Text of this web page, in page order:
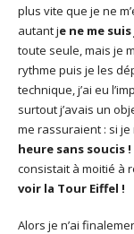
plus vite que je ne
autant je ne me
toute seule, mais je
rythme puis je les
technique, j’ai eu
surtout j’avais un
me rassuraient : si
heure sans soucis !
consistait à moitié à
voir la Tour Eiffel !
Alors je n’ai